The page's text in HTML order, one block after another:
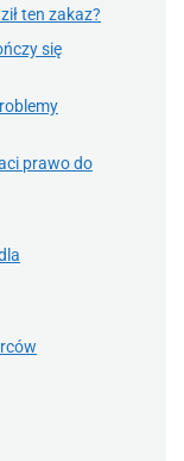
ten zakaz?
się
prawo do